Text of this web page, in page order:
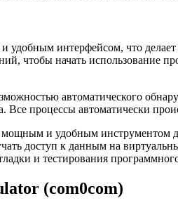
удобным интерфейсом, что
чтобы начать использование
автоматического
Все процессы автоматически
и удобным инструментом
доступ к данным на
и тестирования
(com0com)